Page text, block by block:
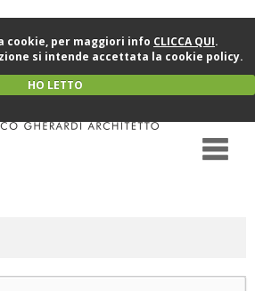
cookie, per maggiori info CLICCA QUI.
si intende accettata la cookie policy.
HO LETTO